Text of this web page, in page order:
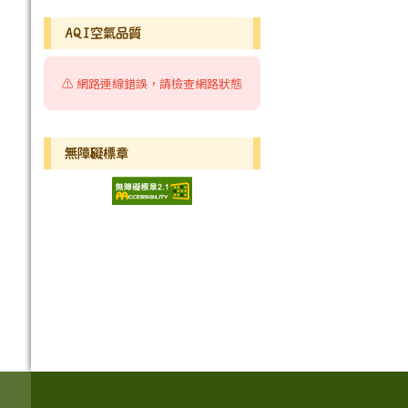
AQI空氣品質
⚠️ 網路連線錯誤，請檢查網路狀態
無障礙標章